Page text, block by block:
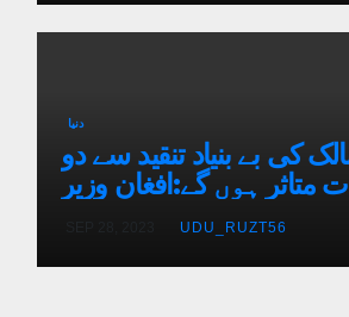
دنیا
کی بے بنیاد تنقید سے دو
متاثر ہوں گے:افغان وزیر
UDU_RUZT56